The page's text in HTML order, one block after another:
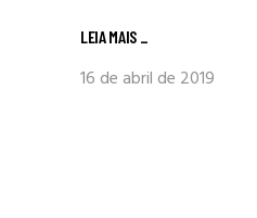
LEIA MAIS _
16 de abril de 2019